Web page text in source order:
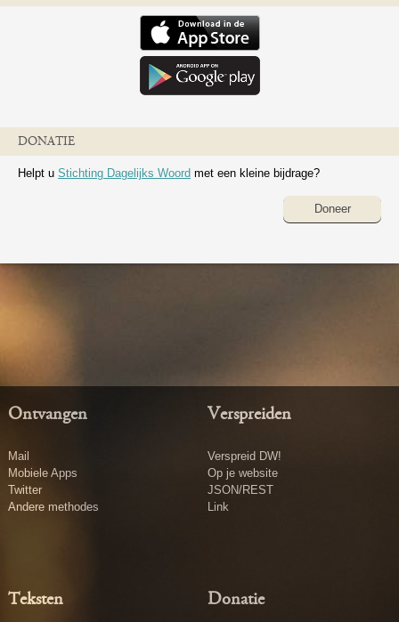
DONATIE
Helpt u Stichting Dagelijks Woord met een kleine bijdrage?
Doneer
Ontvangen
Mail
Mobiele Apps
Twitter
Andere methodes
Verspreiden
Verspreid DW!
Op je website
JSON/REST
Link
Teksten Donatie